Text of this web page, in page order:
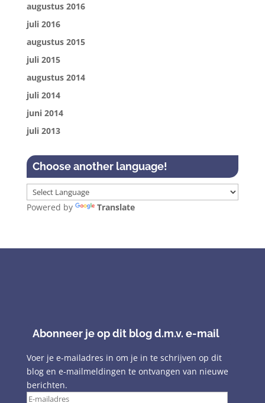
augustus 2016
juli 2016
augustus 2015
juli 2015
augustus 2014
juli 2014
juni 2014
juli 2013
Choose another language!
Powered by Translate
Abonneer je op dit blog d.m.v. e-mail
Voer je e-mailadres in om je in te schrijven op dit
blog en e-mailmeldingen te ontvangen van nieuwe
berichten.
E-